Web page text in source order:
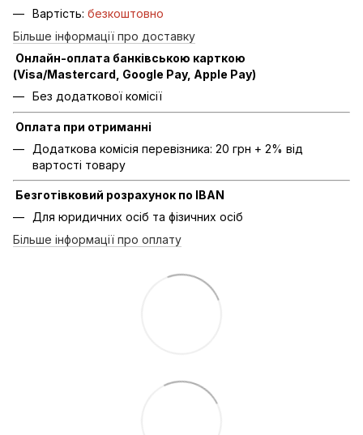
Вартість: безкоштовно
Більше інформації про доставку
Онлайн-оплата банківською карткою
(Visa/Mastercard, Google Pay, Apple Pay)
Без додаткової комісії
Оплата при отриманні
Додаткова комісія перевізника: 20 грн + 2% від
вартості товару
Безготівковий розрахунок по IBAN
Для юридичних осіб та фізичних осіб
Більше інформації про оплату